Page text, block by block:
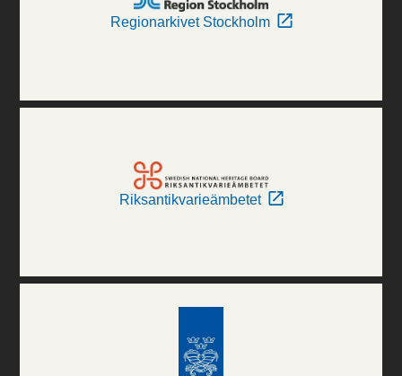
Regionarkivet Stockholm
Riksantikvarieämbetet